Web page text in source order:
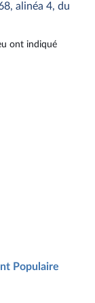
alinéa 4, du
ont indiqué
Populaire